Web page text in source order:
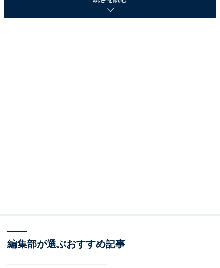
※以下のセール情報は2025年12月16日17時45分現在の
編集部が選ぶおすすめ記事